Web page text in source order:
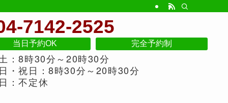
7142-2525
当日予約OK 完全予約制
：8時30分～20時30分
・祝日：8時30分～20時30分
：不定休